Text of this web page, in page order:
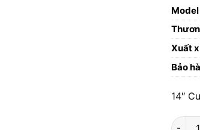
Xuất
Bảo
14″
14"